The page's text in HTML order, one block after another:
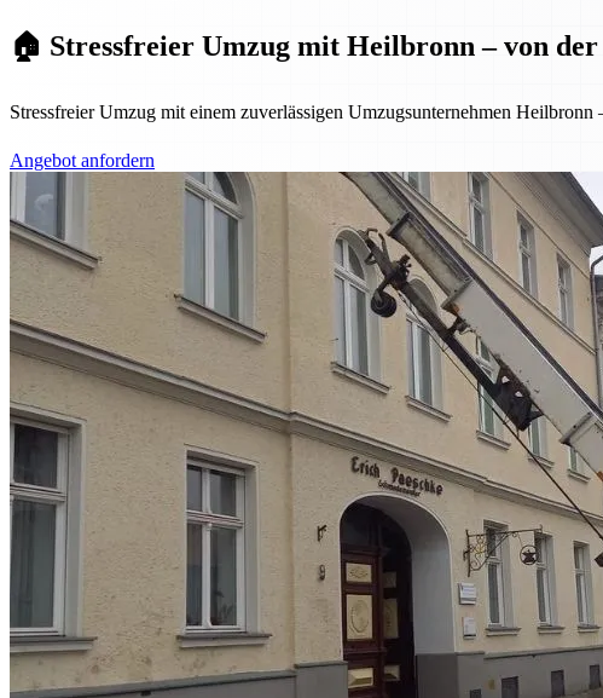
🏠 Stressfreier Umzug mit Heilbronn – von
Stressfreier Umzug mit einem zuverlässigen Umzugsunternehmen
Angebot anfordern